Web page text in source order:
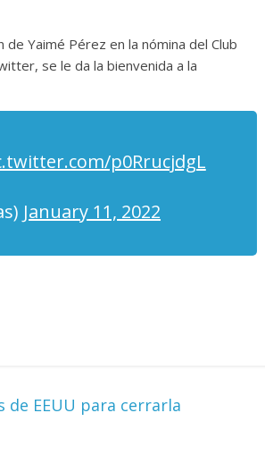
Yaimé Pérez en la nómina del Club
se le da la bienvenida a la
p0RrucjdgL
January 11, 2022
de EEUU para cerrarla
28 diciembre, 2025
Julio Martínez Molina
0